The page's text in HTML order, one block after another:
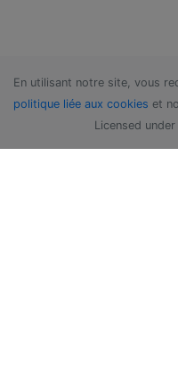
En utilisant notre site, vous
politique liée aux cookies et
Licensed under